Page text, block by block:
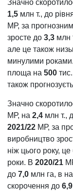
Значно
1,5 млн т., до
МР, за
зросте до 3,3 млн
але це також
минулими
площа на 500
також
Значно
МР, на 2,4 млн т.,
2021/22 МР, за
виробництво
ніж цього року,
роки. В 2020/21
до 7,0 млн га, в
скорочення до 6,9